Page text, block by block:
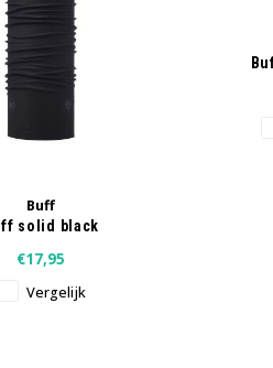
Buff
solid black
€17,95
Vergelijk